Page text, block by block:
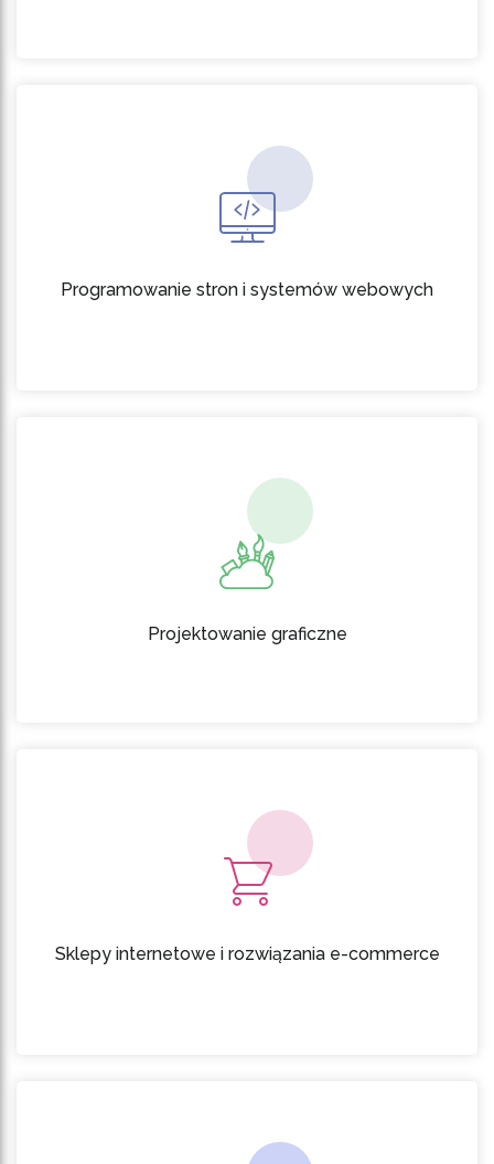
Programowanie stron i systemów webowych
Projektowanie graficzne
Sklepy internetowe i rozwiązania e-commerce